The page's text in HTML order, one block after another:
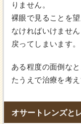
りません。
裸眼で見ることを
なければいけませ
戻ってしまいます。
ある程度の面倒な
たうえで治療を考
オサートレンズと